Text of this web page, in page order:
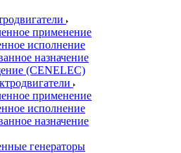
применение
исполнение
назначение
(CENELEC)
применение
исполнение
назначение
генераторы